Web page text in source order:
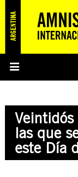
PREGUNTAS
ÁREAS TEMÁTICAS
JUSTICIA
EDUCACIÓN EN
PRENSA
SUSCRIBITE
PREGUNTAS FRECUENTES
Veintidós
las que
este Día